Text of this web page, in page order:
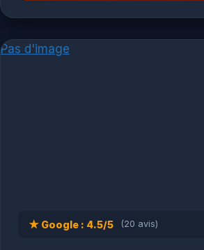
Pas d'image
★ Google : 4.5/5 (20 avis)